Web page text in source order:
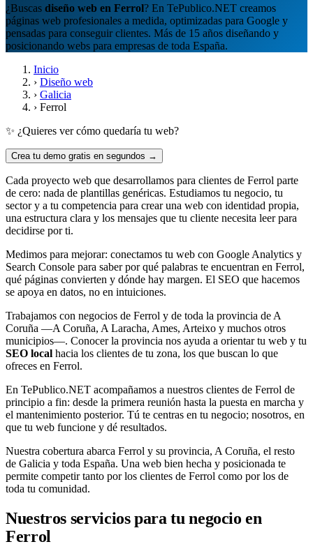
¿Buscas diseño web en Ferrol? En TePublico.NET creamos
páginas web profesionales a medida, optimizadas para Google y
pensadas para conseguir clientes. Más de 15 años diseñando y
posicionando webs para empresas de toda España.
Inicio
› Diseño web
› Galicia
› Ferrol
✨ ¿Quieres ver cómo quedaría tu web?
Crea tu demo gratis en segundos →
Cada proyecto web que desarrollamos para clientes de Ferrol parte
de cero: nada de plantillas genéricas. Estudiamos tu negocio, tu
sector y a tu competencia para crear una web con identidad propia,
una estructura clara y los mensajes que tu cliente necesita leer para
decidirse por ti.
Medimos para mejorar: conectamos tu web con Google Analytics y
Search Console para saber por qué palabras te encuentran en Ferrol,
qué páginas convierten y dónde hay margen. El SEO que hacemos
se apoya en datos, no en intuiciones.
Trabajamos con negocios de Ferrol y de toda la provincia de A
Coruña —A Coruña, A Laracha, Ames, Arteixo y muchos otros
municipios—. Conocer la provincia nos ayuda a orientar tu web y tu
SEO local hacia los clientes de tu zona, los que buscan lo que
ofreces en Ferrol.
En TePublico.NET acompañamos a nuestros clientes de Ferrol de
principio a fin: desde la primera reunión hasta la puesta en marcha y
el mantenimiento posterior. Tú te centras en tu negocio; nosotros, en
que tu web funcione y dé resultados.
Nuestra cobertura abarca Ferrol y su provincia, A Coruña, el resto
de Galicia y toda España. Una web bien hecha y posicionada te
permite competir tanto por los clientes de Ferrol como por los de
toda tu comunidad.
Nuestros servicios para tu negocio en
Ferrol